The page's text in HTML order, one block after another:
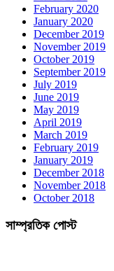
February 2020
January 2020
December 2019
November 2019
October 2019
September 2019
July 2019
June 2019
May 2019
April 2019
March 2019
February 2019
January 2019
December 2018
November 2018
October 2018
সাম্প্রতিক পোস্ট